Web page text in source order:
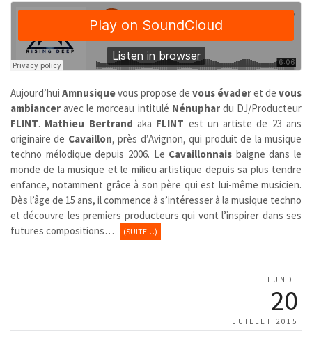
Aujourd’hui Amnusiquevous propose de vous évaderet de vous
ambiancer avec le morceau intitulé Nénuphardu DJ/Producteur
FLINT. Mathieu Bertrand aka FLINT est un artiste de 23 ans
originaire de Cavaillon, près d’Avignon, qui produit de la musique
techno mélodique depuis 2006. Le Cavaillonnais baigne dans le
monde de la musique et le milieu artistique depuis sa plus tendre
enfance, notamment grâce à son père qui est lui-même musicien.
Dès l’âge de 15 ans, il commence à s’intéresser à la musique techno
et découvre les premiers producteurs qui vont l’inspirer dans ses
futures compositions…
(SUITE…)
LUNDI
20
JUILLET 2015